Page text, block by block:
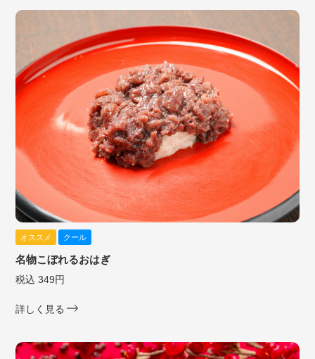
オススメ クール
名物こぼれるおはぎ
税込 349円
詳しく見る